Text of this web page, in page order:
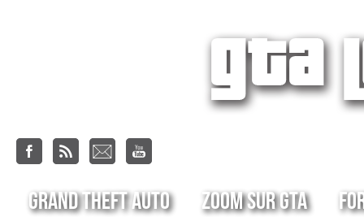
Grand Theft Auto Zoom sur GTA